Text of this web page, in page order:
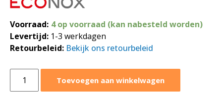
Voorraad: 4 op voorraad (kan nabesteld worden)
Levertijd: 1-3 werkdagen
Retourbeleid: Bekijk ons retourbeleid
verloopstuk
Toevoegen aan winkelwagen